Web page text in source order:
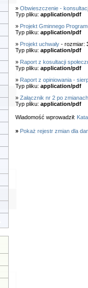
» Obwieszczenie -
Typ pliku: application/pdf
» Projekt Gminnego
Typ pliku: application/pdf
» Projekt uchwały - rozmiar:
Typ pliku: application/pdf
» Raport z kosultacji
Typ pliku: application/pdf
» Raport z opiniowania -
Typ pliku: application/pdf
» Załącznik nr 2 po zmianach
Typ pliku: application/pdf
Wiadomość wprowadził:
» Pokaż rejestr zmian dla